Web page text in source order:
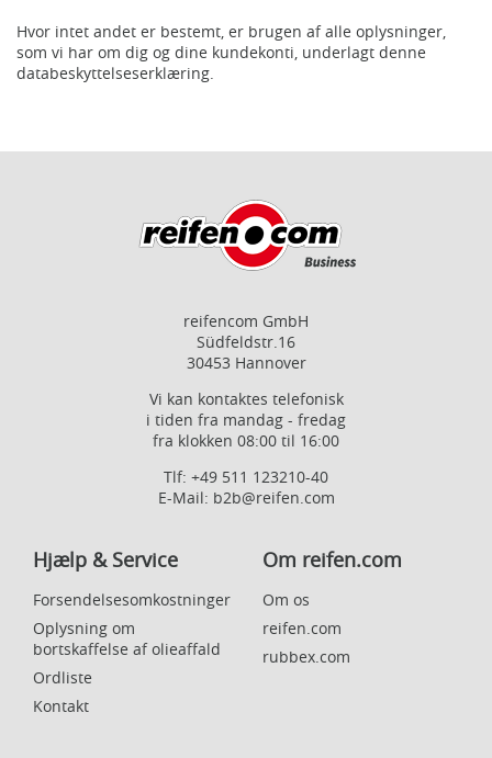
Hvor intet andet er bestemt, er brugen af alle oplysninger,
som vi har om dig og dine kundekonti, underlagt denne
databeskyttelseserklæring.
reifencom GmbH
Südfeldstr.16
30453 Hannover
Vi kan kontaktes telefonisk
i tiden fra mandag - fredag
fra klokken 08:00 til 16:00
Tlf: +49 511 123210-40
E-Mail: b2b@reifen.com
Hjælp & Service
Forsendelsesomkostninger
Oplysning om
bortskaffelse af olieaffald
Ordliste
Kontakt
Om reifen.com
Om os
reifen.com
rubbex.com